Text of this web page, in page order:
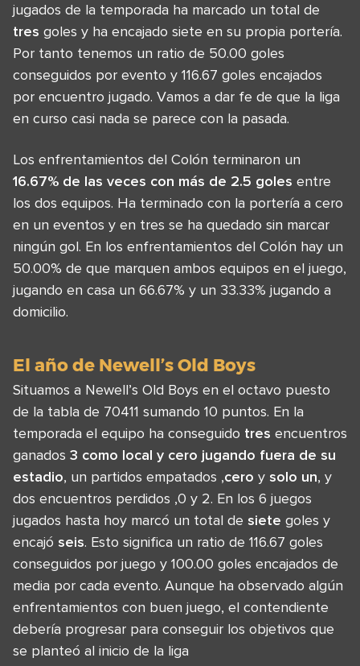
jugados de la temporada ha marcado un total de
tres goles y ha encajado siete en su propia portería.
Por tanto tenemos un ratio de 50.00 goles
conseguidos por evento y 116.67 goles encajados
por encuentro jugado. Vamos a dar fe de que la liga
en curso casi nada se parece con la pasada.
Los enfrentamientos del Colón terminaron un
16.67% de las veces con más de 2.5 goles entre
los dos equipos. Ha terminado con la portería a cero
en un eventos y en tres se ha quedado sin marcar
ningún gol. En los enfrentamientos del Colón hay un
50.00% de que marquen ambos equipos en el juego,
jugando en casa un 66.67% y un 33.33% jugando a
domicilio.
El año de Newell’s Old Boys
Situamos a Newell’s Old Boys en el octavo puesto
de la tabla de 70411 sumando 10 puntos. En la
temporada el equipo ha conseguido tres encuentros
ganados 3 como local y cero jugando fuera de su
estadio, un partidos empatados ,cero y solo un, y
dos encuentros perdidos ,0 y 2. En los 6 juegos
jugados hasta hoy marcó un total de siete goles y
encajó seis. Esto significa un ratio de 116.67 goles
conseguidos por juego y 100.00 goles encajados de
media por cada evento. Aunque ha observado algún
enfrentamientos con buen juego, el contendiente
debería progresar para conseguir los objetivos que
se planteó al inicio de la liga